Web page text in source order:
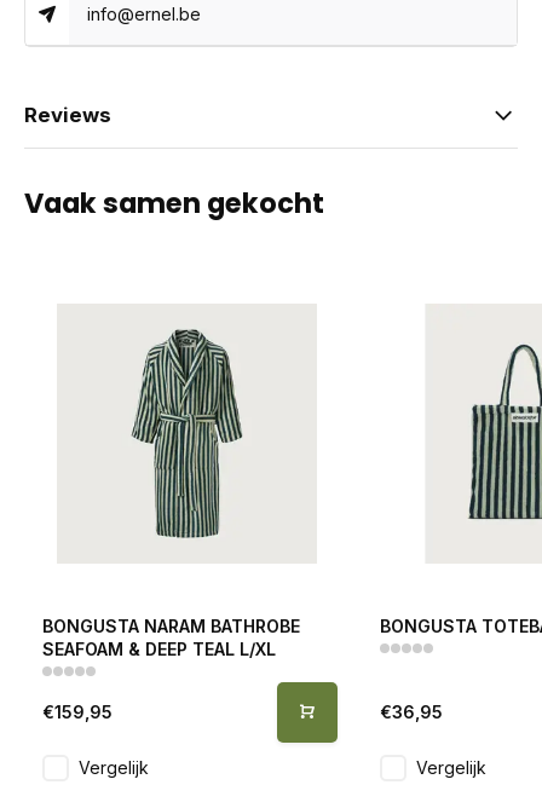
info@ernel.be
Reviews
Vaak samen gekocht
BONGUSTA NARAM BATHROBE
SEAFOAM & DEEP TEAL L/XL
€159,95
Vergelijk
BONGUSTA
€36,95
Vergelijk